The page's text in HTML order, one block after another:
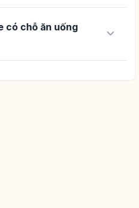
có chỗ ăn uống
keyboard_arrow_down